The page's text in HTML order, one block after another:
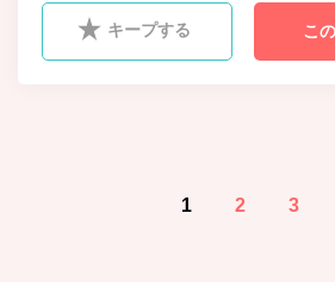
キープする こ
1 2 3